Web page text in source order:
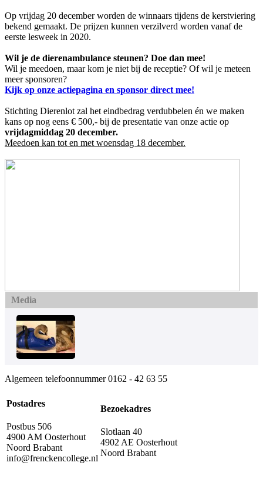
Op vrijdag 20 december worden de winnaars tijdens de kerstviering
bekend gemaakt. De prijzen kunnen verzilverd worden vanaf de
eerste lesweek in 2020.
Wil je de dierenambulance steunen? Doe dan mee!
Wil je meedoen, maar kom je niet bij de receptie? Of wil je meteen
meer sponsoren?
Kijk op onze actiepagina en sponsor direct mee!
Stichting Dierenlot zal het eindbedrag verdubbelen én we maken
kans op nog eens € 500,- bij de presentatie van onze actie op
vrijdagmiddag 20 december.
Meedoen kan tot en met woensdag 18 december.
Media
Algemeen telefoonnummer0162 - 42 63 55
Postadres
Postbus 506
4900 AM Oosterhout
Noord Brabant
info@frenckencollege.nl
Bezoekadres
Slotlaan 40
4902 AE Oosterhout
Noord Brabant